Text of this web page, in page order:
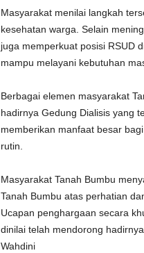
Masyarakat menilai langkah
kesehatan warga. Selain
juga memperkuat posisi RSUD
mampu melayani kebutuhan
Berbagai elemen masyarakat
hadirnya Gedung Dialisis yang
memberikan manfaat besar
rutin.
Masyarakat Tanah Bumbu
Tanah Bumbu atas perhatian
Ucapan penghargaan secara
dinilai telah mendorong
Wahdini